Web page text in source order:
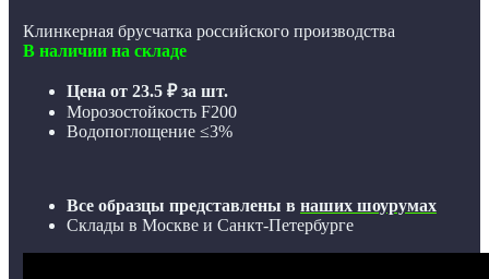
Клинкерная брусчатка российского производства
В наличии на складе
Цена от 23.5 ₽за шт.
Морозостойкость F200
Водопоглощение ≤3%
Все образцы представлены в наших шоурумах
Склады в Москве и Санкт-Петербурге